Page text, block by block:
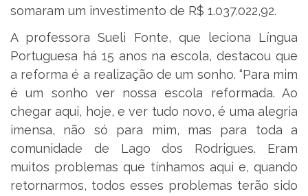
somaram um investimento de R$ 1.037.022,92.
A professora Sueli Fonte, que leciona Língua
Portuguesa há 15 anos na escola, destacou que
a reforma é a realização de um sonho. “Para mim
é um sonho ver nossa escola reformada. Ao
chegar aqui, hoje, e ver tudo novo, é uma alegria
imensa, não só para mim, mas para toda a
comunidade de Lago dos Rodrigues. Eram
muitos problemas que tínhamos aqui e, quando
retornarmos, todos esses problemas terão sido